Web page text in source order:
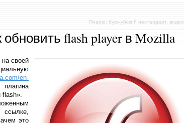
Пиарю: буржуйский нестандарт, видео
flash player в Mozilla
своей
en-
flash».
это